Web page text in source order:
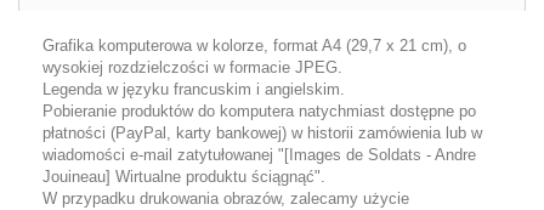
Grafika komputerowa w kolorze, format A4 (29,7 x 21 cm), o
wysokiej rozdzielczości w formacie JPEG.
Legenda w języku francuskim i angielskim.
Pobieranie produktów do komputera natychmiast dostępne po
płatności (PayPal, karty bankowej) w historii zamówienia lub w
wiadomości e-mail zatytułowanej "[Images de Soldats - Andre
Jouineau] Wirtualne produktu ściągnąć".
W przypadku drukowania obrazów, zalecamy użycie